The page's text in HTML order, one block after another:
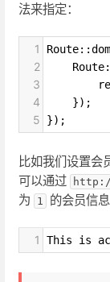
法来指定：
1
2
3
4
    });
5 });
比如我们设置会
可以通过
为
1 的会员信息
1 This is